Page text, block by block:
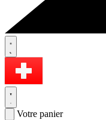
Votre panier